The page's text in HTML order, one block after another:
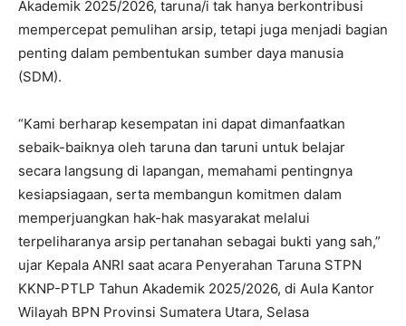
Akademik 2025/2026, taruna/i tak hanya berkontribusi
mempercepat pemulihan arsip, tetapi juga menjadi bagian
penting dalam pembentukan sumber daya manusia
(SDM).
“Kami berharap kesempatan ini dapat dimanfaatkan
sebaik-baiknya oleh taruna dan taruni untuk belajar
secara langsung di lapangan, memahami pentingnya
kesiapsiagaan, serta membangun komitmen dalam
memperjuangkan hak-hak masyarakat melalui
terpeliharanya arsip pertanahan sebagai bukti yang sah,”
ujar Kepala ANRI saat acara Penyerahan Taruna STPN
KKNP-PTLP Tahun Akademik 2025/2026, di Aula Kantor
Wilayah BPN Provinsi Sumatera Utara, Selasa